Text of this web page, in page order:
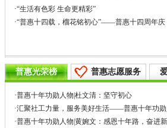
·“生活有色彩 生命更精彩”
·“普惠十四载，榴花铭初心”——普惠十四周年庆
普惠光荣榜 普惠志愿服务
·普惠十年功勋人物|杜文清：坚守初心
·汇聚社工力量，服务美好生活——普惠十年功勋
·普惠十年功勋人物|黄婉文：感恩十年路，奋进新